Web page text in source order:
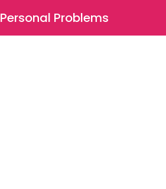
⚲
Personal Problems